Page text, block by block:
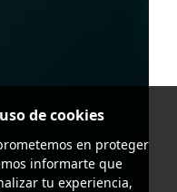
de cookies
en proteger
informarte que
tu experiencia,